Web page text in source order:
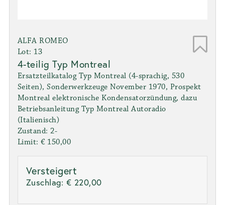
ALFA ROMEO
Lot: 13
4-teilig Typ Montreal
Ersatzteilkatalog Typ Montreal (4-sprachig, 530
Seiten), Sonderwerkzeuge November 1970, Prospekt
Montreal elektronische Kondensatorzündung, dazu
Betriebsanleitung Typ Montreal Autoradio
(Italienisch)
Zustand: 2-
Limit: € 150,00
Versteigert
Zuschlag: € 220,00